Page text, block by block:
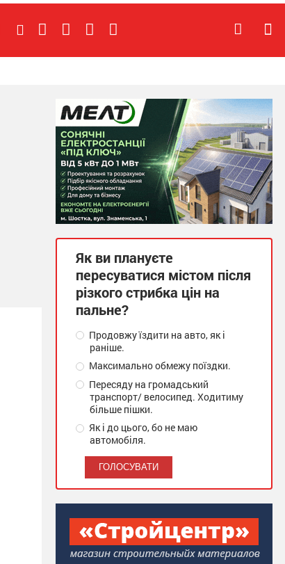
Як ви плануєте
пересуватися містом після
різкого стрибка цін на
пальне?
Продовжу їздити на авто, як і
раніше.
Максимально обмежу поїздки.
Пересяду на громадський
транспорт/ велосипед. Ходитиму
більше пішки.
Як і до цього, бо не маю
автомобіля.